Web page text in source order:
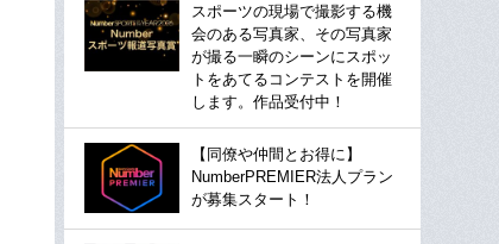
スポーツの現場で撮影する機
会のある写真家、その写真家
が撮る一瞬のシーンにスポッ
トをあてるコンテストを開催
します。作品受付中！
【同僚や仲間とお得に】
NumberPREMIER法人プラン
が募集スタート！